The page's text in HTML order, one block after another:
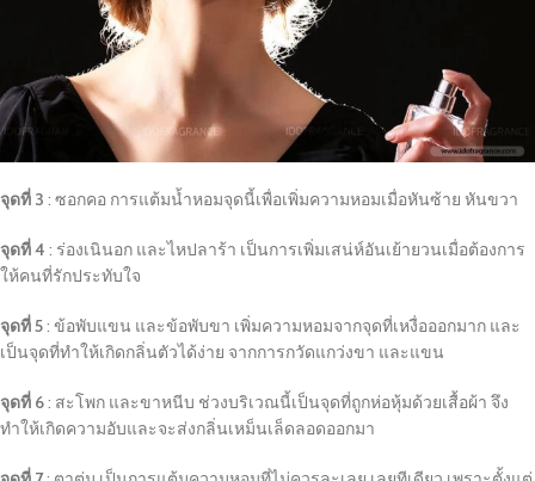
จุดที่ 3 : ซอกคอ การแต้มน้ำหอมจุดนี้เพื่อเพิ่มความหอมเมื่อหันซ้าย หันขวา
จุดที่ 4 : ร่องเนินอก และไหปลาร้า เป็นการเพิ่มเสน่ห์อันเย้ายวนเมื่อต้องการ
ให้คนที่รักประทับใจ
จุดที่ 5: ข้อพับแขน และข้อพับขา เพิ่มความหอมจากจุดที่เหงื่อออกมาก และ
เป็นจุดที่ทำให้เกิดกลิ่นตัวได้ง่าย จากการกวัดแกว่งขา และแขน
จุดที่ 6: สะโพก และขาหนีบ ช่วงบริเวณนี้เป็นจุดที่ถูกห่อหุ้มด้วยเสื้อผ้า จึง
ทำให้เกิดความอับและจะส่งกลิ่นเหม็นเล็ดลอดออกมา